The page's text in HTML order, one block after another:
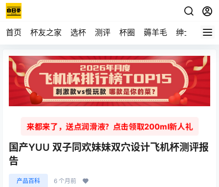
首页 杯友之家 选杯 测评 杯圈 薅羊毛 绅士 视频
来都来了，送点润滑液？点击领取200ml新人礼
国产YUU 双子同欢妹妹双穴设计飞机杯测评报
告
产品百科 6 个月前